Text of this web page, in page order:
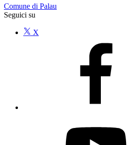
Comune di Palau
Seguici su
X